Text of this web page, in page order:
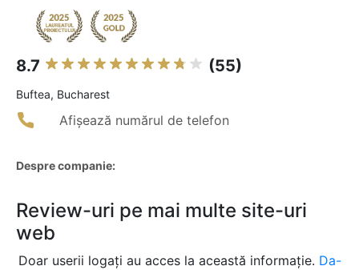
8.7 (55)
Buftea, Bucharest
Afișează numărul de telefon
Despre companie:
Review-uri pe mai multe site-uri
web
Doar userii logați au acces la această informație. Da-